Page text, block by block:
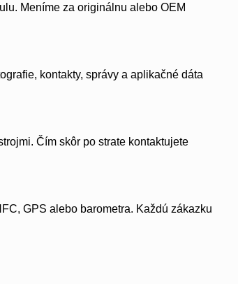
Meníme za originálnu alebo OEM
kontakty, správy a aplikačné dáta
Čím skôr po strate kontaktujete
GPS alebo barometra. Každú zákazku